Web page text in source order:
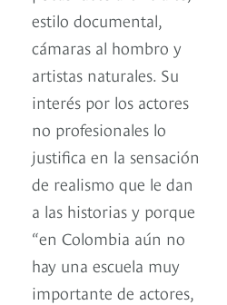
estilo documental,
cámaras al hombro y
artistas naturales. Su
interés por los actores
no profesionales lo
justifica en la sensación
de realismo que le dan
a las historias y porque
“en Colombia aún no
hay una escuela muy
importante de actores,